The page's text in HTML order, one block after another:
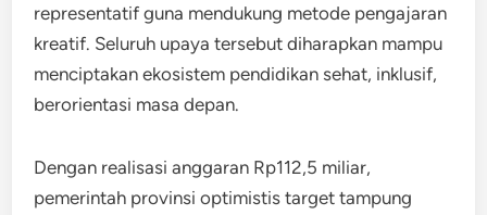
representatif guna mendukung metode pengajaran
kreatif. Seluruh upaya tersebut diharapkan mampu
menciptakan ekosistem pendidikan sehat, inklusif,
berorientasi masa depan.
Dengan realisasi anggaran Rp112,5 miliar,
pemerintah provinsi optimistis target tampung